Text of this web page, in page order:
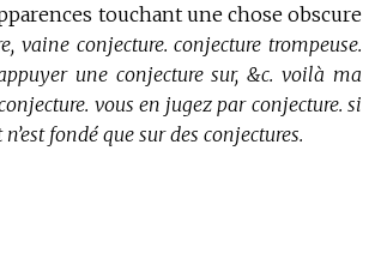
touchant une chose obscure
vaine conjecture. conjecture trompeuse.
une conjecture sur, &c. voilà ma
vous en jugez par conjecture. si
fondé que sur des conjectures.